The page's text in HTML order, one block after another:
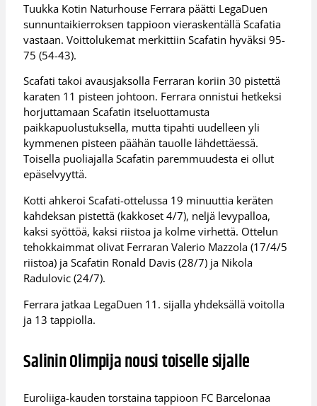
Tuukka Kotin Naturhouse Ferrara päätti LegaDuen
sunnuntaikierroksen tappioon vieraskentällä Scafatia
vastaan. Voittolukemat merkittiin Scafatin hyväksi 95-
75 (54-43).
Scafati takoi avausjaksolla Ferraran koriin 30 pistettä
karaten 11 pisteen johtoon. Ferrara onnistui hetkeksi
horjuttamaan Scafatin itseluottamusta
paikkapuolustuksella, mutta tipahti uudelleen yli
kymmenen pisteen päähän tauolle lähdettäessä.
Toisella puoliajalla Scafatin paremmuudesta ei ollut
epäselvyyttä.
Kotti ahkeroi Scafati-ottelussa 19 minuuttia keräten
kahdeksan pistettä (kakkoset 4/7), neljä levypalloa,
kaksi syöttöä, kaksi riistoa ja kolme virhettä. Ottelun
tehokkaimmat olivat Ferraran Valerio Mazzola (17/4/5
riistoa) ja Scafatin Ronald Davis (28/7) ja Nikola
Radulovic (24/7).
Ferrara jatkaa LegaDuen 11. sijalla yhdeksällä voitolla
ja 13 tappiolla.
Salinin Olimpija nousi toiselle sijalle
Euroliiga-kauden torstaina tappioon FC Barcelonaa